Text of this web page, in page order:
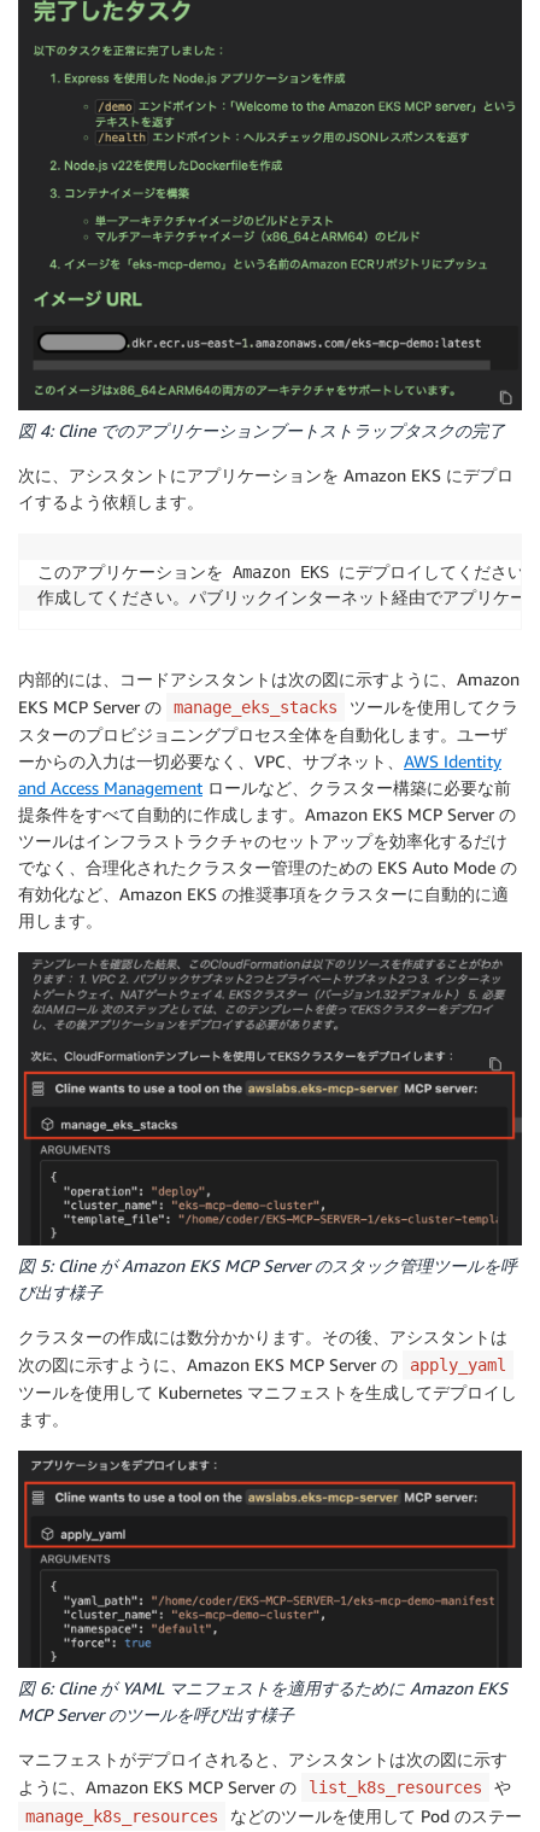
図 4: Cline でのアプリケーションブートストラップタスクの完了
次に、アシスタントにアプリケーションを Amazon EKS にデプロ
イするよう依頼します。
このアプリケーションを Amazon EKS にデプロイしてください
作成してください。パブリックインターネット経由でアプリケー
内部的には、コードアシスタントは次の図に示すように、Amazon
EKS MCP Server の
manage_eks_stacks
ツールを使用してクラ
スターのプロビジョニングプロセス全体を自動化します。ユーザ
ーからの入力は一切必要なく、VPC、サブネット、 AWS Identity
and Access Management ロールなど、クラスター構築に必要な前
提条件をすべて自動的に作成します。Amazon EKS MCP Server の
ツールはインフラストラクチャのセットアップを効率化するだけ
でなく、合理化されたクラスター管理のための EKS Auto Mode の
有効化など、Amazon EKS の推奨事項をクラスターに自動的に適
用します。
図 5: Cline が Amazon EKS MCP Server のスタック管理ツールを呼
び出す様子
クラスターの作成には数分かかります。その後、アシスタントは
次の図に示すように、Amazon EKS MCP Server の
apply_yaml
ツールを使用して Kubernetes マニフェストを生成してデプロイし
ます。
図 6: Cline が YAML マニフェストを適用するために Amazon EKS
MCP Server のツールを呼び出す様子
マニフェストがデプロイされると、アシスタントは次の図に示す
ように、Amazon EKS MCP Server の
list_k8s_resources や
manage_k8s_resources などのツールを使用して Pod のステー